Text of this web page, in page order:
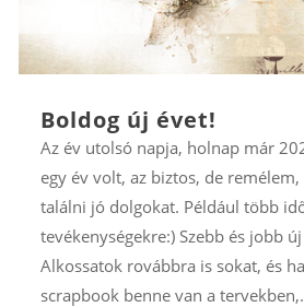
Boldog új évet!
Az év utolsó napja, holnap már
egy év volt, az biztos, de
találni jó dolgokat. Például több
tevékenységekre:) Szebb és jobb
Alkossatok rovábbra is sokat, és
scrapbook benne van a